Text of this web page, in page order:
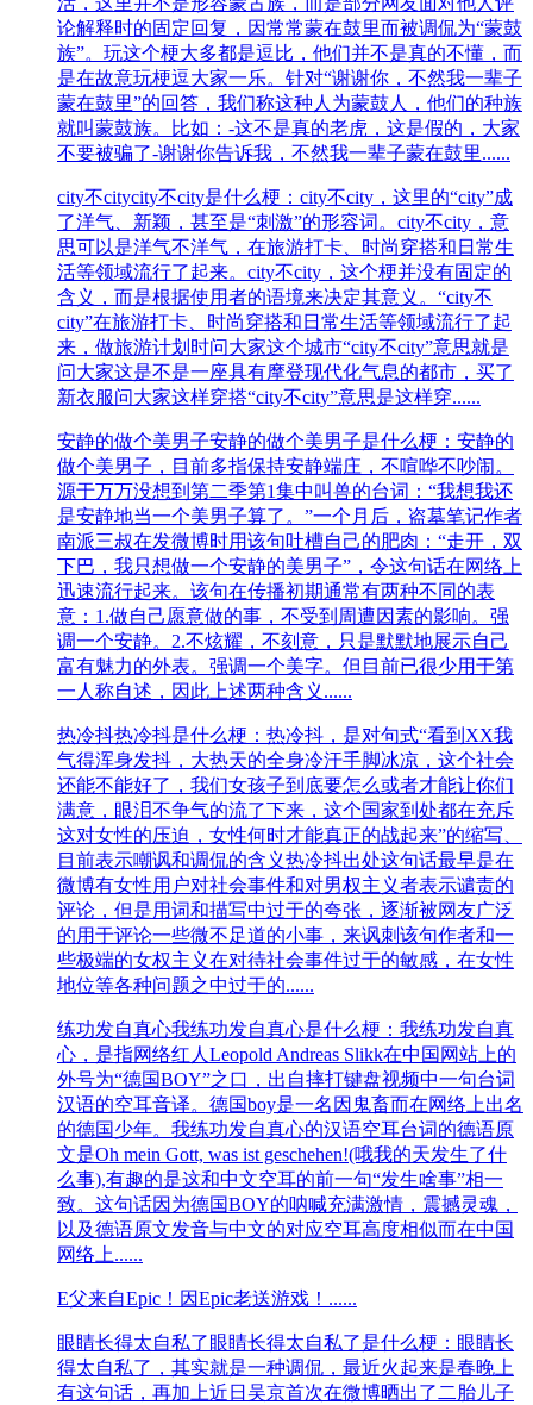
论解释时的固定回复，因常常蒙在鼓里而被调侃为“蒙鼓
族”。玩这个梗大多都是逗比，他们并不是真的不懂，而
是在故意玩梗逗大家一乐。针对“谢谢你，不然我一辈子
蒙在鼓里”的回答，我们称这种人为蒙鼓人，他们的种族
就叫蒙鼓族。比如：-这不是真的老虎，这是假的，大家
不要被骗了-谢谢你告诉我，不然我一辈子蒙在鼓里......
city不citycity不city是什么梗：city不city，这里的“city”成
了洋气、新颖，甚至是“刺激”的形容词。city不city，意
思可以是洋气不洋气，在旅游打卡、时尚穿搭和日常生
活等领域流行了起来。city不city，这个梗并没有固定的
含义，而是根据使用者的语境来决定其意义。“city不
city”在旅游打卡、时尚穿搭和日常生活等领域流行了起
来，做旅游计划时问大家这个城市“city不city”意思就是
问大家这是不是一座具有摩登现代化气息的都市，买了
新衣服问大家这样穿搭“city不city”意思是这样穿......
安静的做个美男子安静的做个美男子是什么梗：安静的
做个美男子，目前多指保持安静端庄，不喧哗不吵闹。
源于万万没想到第二季第1集中叫兽的台词：“我想我还
是安静地当一个美男子算了。”一个月后，盗墓笔记作者
南派三叔在发微博时用该句吐槽自己的肥肉：“走开，双
下巴，我只想做一个安静的美男子”，令这句话在网络上
迅速流行起来。该句在传播初期通常有两种不同的表
意：1.做自己愿意做的事，不受到周遭因素的影响。强
调一个安静。2.不炫耀，不刻意，只是默默地展示自己
富有魅力的外表。强调一个美字。但目前已很少用于第
一人称自述，因此上述两种含义......
热冷抖热冷抖是什么梗：热冷抖，是对句式“看到XX我
气得浑身发抖，大热天的全身冷汗手脚冰凉，这个社会
还能不能好了，我们女孩子到底要怎么或者才能让你们
满意，眼泪不争气的流了下来，这个国家到处都在充斥
这对女性的压迫，女性何时才能真正的战起来”的缩写、
目前表示嘲讽和调侃的含义热冷抖出处这句话最早是在
微博有女性用户对社会事件和对男权主义者表示谴责的
评论，但是用词和描写中过于的夸张，逐渐被网友广泛
的用于评论一些微不足道的小事，来讽刺该句作者和一
些极端的女权主义在对待社会事件过于的敏感，在女性
地位等各种问题之中过于的......
练功发自真心我练功发自真心是什么梗：我练功发自真
心，是指网络红人Leopold Andreas Slikk在中国网站上的
外号为“德国BOY”之口，出自摔打键盘视频中一句台词
汉语的空耳音译。德国boy是一名因鬼畜而在网络上出名
的德国少年。我练功发自真心的汉语空耳台词的德语原
文是Oh mein Gott, was ist geschehen!(哦我的天发生了什
么事),有趣的是这和中文空耳的前一句“发生啥事”相一
致。这句话因为德国BOY的呐喊充满激情，震撼灵魂，
以及德语原文发音与中文的对应空耳高度相似而在中国
网络上......
E父来自Epic！因Epic老送游戏！......
眼睛长得太自私了 眼睛长得太自私了是什么梗：眼睛长
得太自私了，其实就是一种调侃，最近火起来是春晚上
有这句话，再加上近日吴京首次在微博晒出了二胎儿子